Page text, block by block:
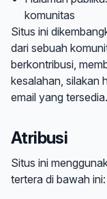
komunitas
Situs ini
dari sebuah
berkontribusi,
kesalahan, silakan
email yang tersedia.
Atribusi
Situs ini
tertera di bawah ini: